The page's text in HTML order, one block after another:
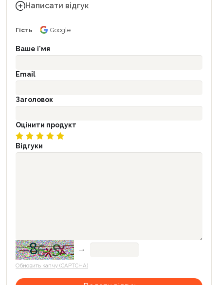
Написати відгук
Гість Google
Ваше і'мя
Email
Заголовок
Оцінити продукт
Відгуки
→
Обновить капчу (CAPTCHA)